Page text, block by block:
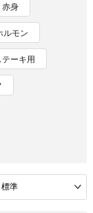
赤身
ルモン
テーキ用